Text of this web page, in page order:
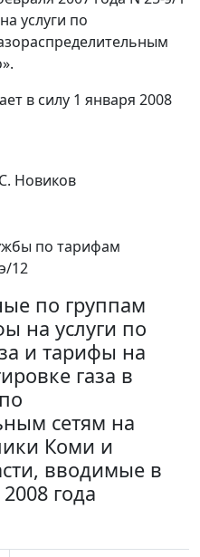
услуги по
в силу 1 января 2008
С. Новиков
по тарифам
12
по группам
на услуги по
и тарифы на
газа в
сетям на
Коми и
вводимые в
года